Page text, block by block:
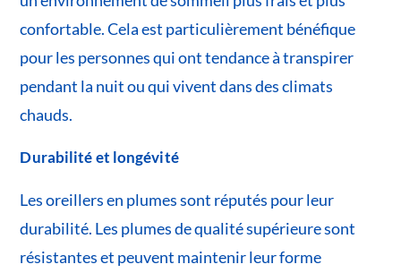
confortable. Cela est particulièrement bénéfique
pour les personnes qui ont tendance à transpirer
pendant la nuit ou qui vivent dans des climats
chauds.
Durabilité et longévité
Les oreillers en plumes sont réputés pour leur
durabilité. Les plumes de qualité supérieure sont
résistantes et peuvent maintenir leur forme